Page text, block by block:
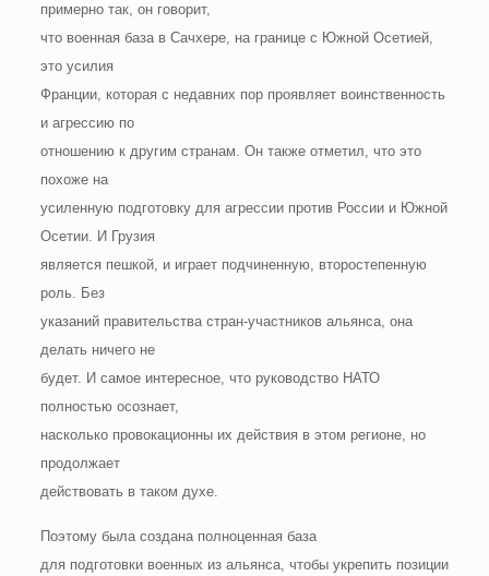
примерно так, он говорит,
что военная база в Сачхере, на границе с Южной Осетией,
это усилия
Франции, которая с недавних пор проявляет воинственность
и агрессию по
отношению к другим странам. Он также отметил, что это
похоже на
усиленную подготовку для агрессии против России и Южной
Осетии. И Грузия
является пешкой, и играет подчиненную, второстепенную
роль. Без
указаний правительства стран-участников альянса, она
делать ничего не
будет. И самое интересное, что руководство НАТО
полностью осознает,
насколько провокационны их действия в этом регионе, но
продолжает
действовать в таком духе.
Поэтому была создана полноценная база
для подготовки военных из альянса, чтобы укрепить позиции